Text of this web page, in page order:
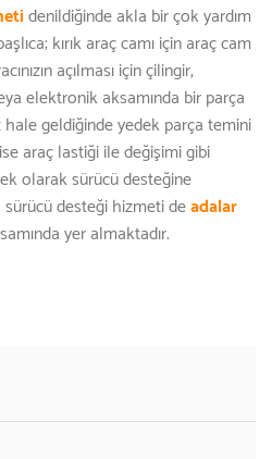
denildiğinde akla bir çok yardım
kırık araç camı için araç cam
açılması için çilingir,
elektronik aksamında bir parça
geldiğinde yedek parça temini
araç lastiği ile değişimi gibi
olarak sürücü desteğine
sürücü desteği hizmeti deadalar
yer almaktadır.